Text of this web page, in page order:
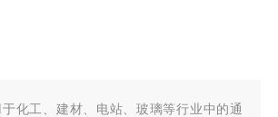
化工、建材、电站、玻璃等行业中的通